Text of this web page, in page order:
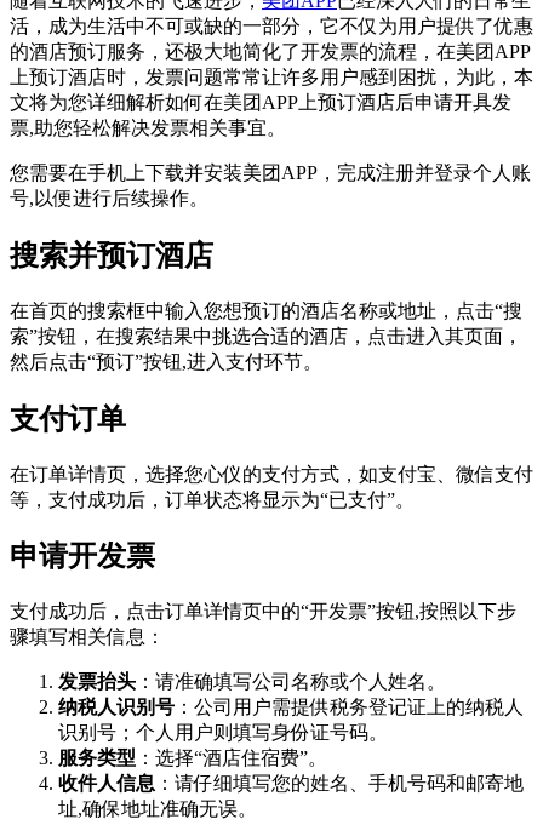
活，成为生活中不可或缺的一部分，它不仅为用户提供了优惠
的酒店预订服务，还极大地简化了开发票的流程，在美团APP
上预订酒店时，发票问题常常让许多用户感到困扰，为此，本
文将为您详细解析如何在美团APP上预订酒店后申请开具发
票,助您轻松解决发票相关事宜。
您需要在手机上下载并安装美团APP，完成注册并登录个人账
号,以便进行后续操作。
搜索并预订酒店
在首页的搜索框中输入您想预订的酒店名称或地址，点击“搜
索”按钮，在搜索结果中挑选合适的酒店，点击进入其页面，
然后点击“预订”按钮,进入支付环节。
支付订单
在订单详情页，选择您心仪的支付方式，如支付宝、微信支付
等，支付成功后，订单状态将显示为“已支付”。
申请开发票
支付成功后，点击订单详情页中的“开发票”按钮,按照以下步
骤填写相关信息：
发票抬头 ：请准确填写公司名称或个人姓名。
纳税人识别号 ：公司用户需提供税务登记证上的纳税人
识别号；个人用户则填写身份证号码。
服务类型 ：选择“酒店住宿费”。
收件人信息 ：请仔细填写您的姓名、手机号码和邮寄地
址,确保地址准确无误。